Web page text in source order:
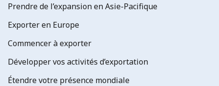
Prendre de l’expansion en Asie-Pacifique
Exporter en Europe
Commencer à exporter
Développer vos activités d’exportation
Étendre votre présence mondiale